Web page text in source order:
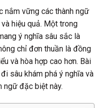
nắm vững các thành ngữ
hiệu quả. Một trong
ý nghĩa sâu sắc là
chỉ đơn thuần là đồng
và hòa hợp cao hơn. Bài
sâu khám phá ý nghĩa và
ngữ đặc biệt này.